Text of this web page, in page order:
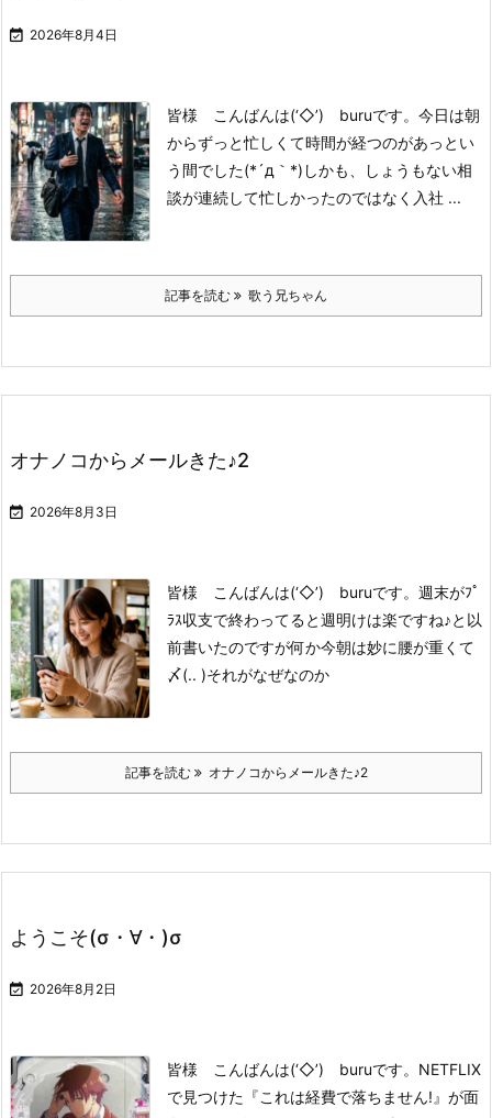
 2026年8月4日
皆様 こんばんは(‘◇’)ゞburuです。 今日は朝
からずっと忙しくて時間が経つのがあっとい
う間でした(*´д｀*) しかも、しょうもない相
談が連続して忙しかったのではなく 入社 ...
記事を読む 歌う兄ちゃん
オナノコからメールきた♪2
 2026年8月3日
皆様 こんばんは(‘◇’)ゞburuです。 週末がﾌﾟ
ﾗｽ収支で終わってると週明けは楽ですね♪と 以
前書いたのですが何か今朝は妙に腰が重くて
〆(.. )それがなぜなのか
記事を読む オナノコからメールきた♪2
ようこそ(σ・∀・)σ
 2026年8月2日
皆様 こんばんは(‘◇’)ゞburuです。 NETFLIX
で見つけた 『これは経費で落ちません!』 が面